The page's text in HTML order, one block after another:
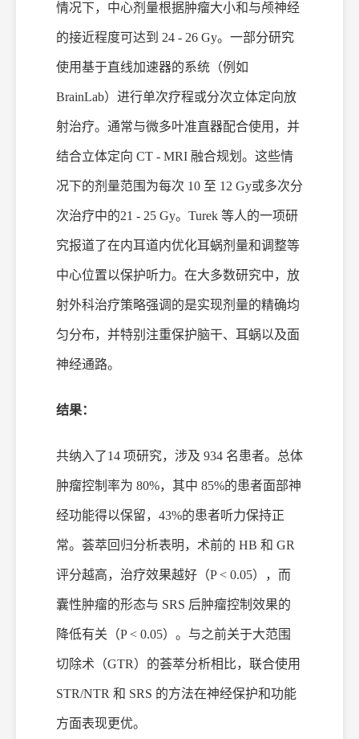
情况下，中心剂量根据肿瘤大小和与颅神经
的接近程度可达到 24 - 26 Gy。 一部分研究
使用基于直线加速器的系统（例如
BrainLab）进行单次疗程或分次立体定向放
射治疗。通常与微多叶准直器配合使用，并
结合立体定向 CT - MRI 融合规划。这些情
况下的剂量范围为每次 10 至 12 Gy或多次分
次治疗中的21 - 25 Gy。 Turek 等人的一项研
究报道了在内耳道内优化耳蜗剂量和调整等
中心位置以保护听力。在大多数研究中，放
射外科治疗策略强调的是实现剂量的精确均
匀分布，并特别注重保护脑干、耳蜗以及面
神经通路。
结果：
共纳入了14 项研究，涉及 934 名患者。总体
肿瘤控制率为 80%，其中 85%的患者面部神
经功能得以保留，43%的患者听力保持正
常。荟萃回归分析表明，术前的 HB 和 GR
评分越高，治疗效果越好（P < 0.05），而
囊性肿瘤的形态与 SRS 后肿瘤控制效果的
降低有关（P < 0.05）。与之前关于大范围
切除术（GTR）的荟萃分析相比，联合使用
STR/NTR 和 SRS 的方法在神经保护和功能
方面表现更优。